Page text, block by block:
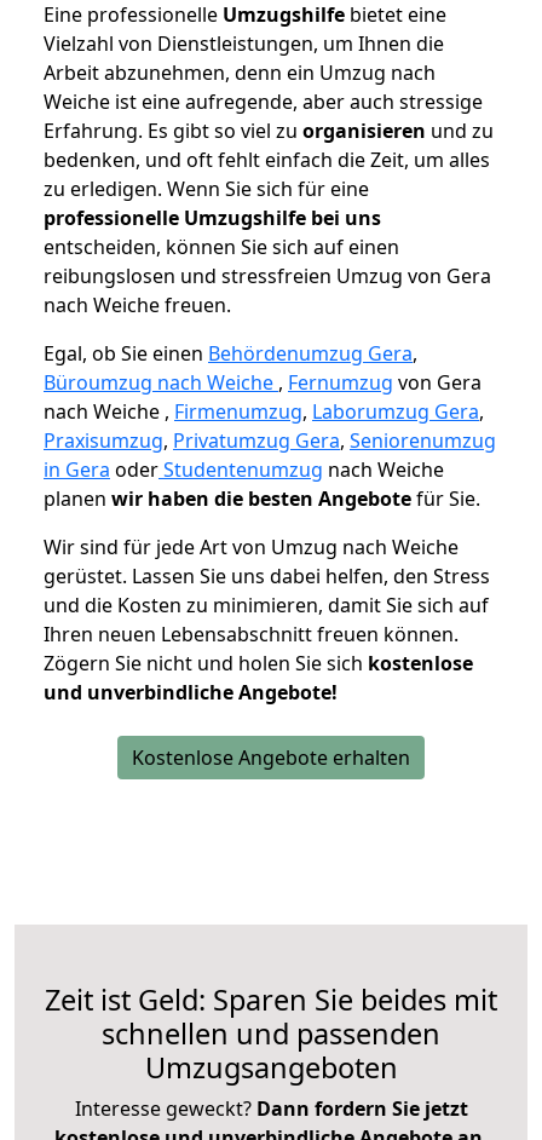
Eine professionelle Umzugshilfe bietet eine
Vielzahl von Dienstleistungen, um Ihnen die
Arbeit abzunehmen, denn ein Umzug nach
Weiche ist eine aufregende, aber auch stressige
Erfahrung. Es gibt so viel zu organisieren und zu
bedenken, und oft fehlt einfach die Zeit, um alles
zu erledigen. Wenn Sie sich für eine
professionelle Umzugshilfe bei uns
entscheiden, können Sie sich auf einen
reibungslosen und stressfreien Umzug von Gera
nach Weiche freuen.
Egal, ob Sie einen Behördenumzug Gera,
Büroumzug nach Weiche , Fernumzug von Gera
nach Weiche , Firmenumzug, Laborumzug Gera,
Praxisumzug, Privatumzug Gera, Seniorenumzug
in Gera oderStudentenumzug nach Weiche
planen wir haben die besten Angebotefür Sie.
Wir sind für jede Art von Umzug nach Weiche
gerüstet. Lassen Sie uns dabei helfen, den Stress
und die Kosten zu minimieren, damit Sie sich auf
Ihren neuen Lebensabschnitt freuen können.
Zögern Sie nicht und holen Sie sich kostenlose
und unverbindliche Angebote!
Kostenlose Angebote erhalten
Zeit ist Geld: Sparen Sie beides mit
schnellen und passenden
Umzugsangeboten
Interesse geweckt? Dann fordern Sie jetzt